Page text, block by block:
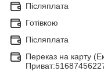
Післяплата
Готівкою
Післяплата
Переказ на карту